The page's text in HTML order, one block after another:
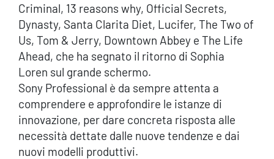
Criminal, 13 reasons why, Official Secrets,
Dynasty, Santa Clarita Diet, Lucifer, The Two of
Us, Tom & Jerry, Downtown Abbey e The Life
Ahead, che ha segnato il ritorno di Sophia
Loren sul grande schermo.
Sony Professional è da sempre attenta a
comprendere e approfondire le istanze di
innovazione, per dare concreta risposta alle
necessità dettate dalle nuove tendenze e dai
nuovi modelli produttivi.